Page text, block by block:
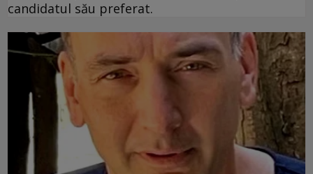
candidatul său preferat.